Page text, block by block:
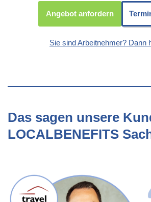
Angebot anfordern
Sie sind Arbeitnehmer? Dann
Das sagen unsere
LOCALBENEFITS